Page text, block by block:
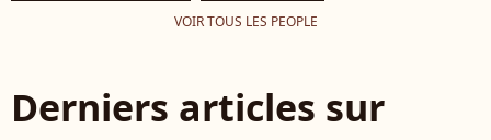
VOIR TOUS LES PEOPLE
Derniers articles sur